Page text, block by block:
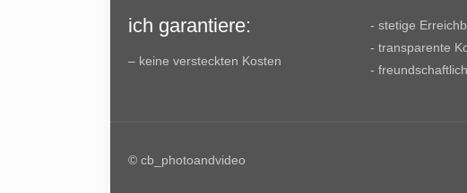
ich garantiere:
– keine versteckten Kosten
- stetige
- transparente
-
© cb_photoandvideo